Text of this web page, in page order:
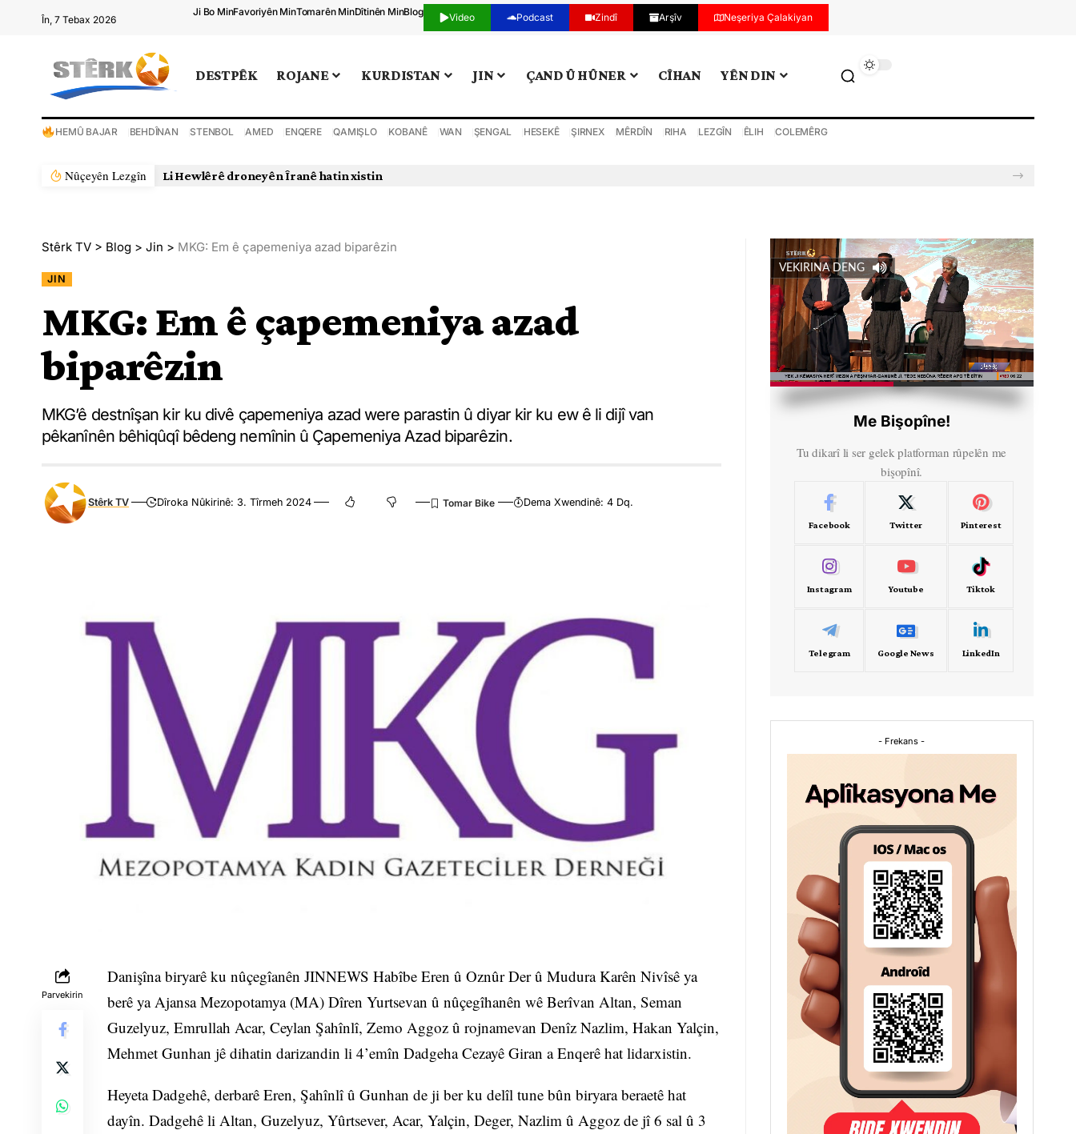
În, 7 Tebax 2026
Ji Bo MinFavoriyên MinTomarên MinDîtinên MinBlog Video Podcast Zindî Arşîv Neşeriya Çalakiyan
DESTPÊK ROJANE KURDISTAN JIN ÇAND Û HÛNER CÎHAN YÊN DIN
HEMÛ BAJAR BEHDÎNAN STENBOL AMED ENQERE QAMIŞLO KOBANÊ WAN ŞENGAL HESEKÊ ŞIRNEX MÊRDÎN RIHA LEZGÎN ÊLIH COLEMÊRG
Nûçeyên Lezgîn Li Hewlêrê droneyên Îranê hatin xistin
Stêrk TV > Blog > Jin > MKG: Em ê çapemeniya azad biparêzin
JIN
MKG: Em ê çapemeniya azad
biparêzin
MKG’ê destnîşan kir ku divê çapemeniya azad were parastin û diyar kir ku ew ê li dijî van
pêkanînên bêhiqûqî bêdeng nemînin û Çapemeniya Azad biparêzin.
Stêrk TV Dîroka Nûkirinê: 3. Tîrmeh 2024 Dema Xwendinê: 4 Dq.
Parvekirin
Danişîna biryarê ku nûçegîanên JINNEWS Habîbe Eren û Oznûr Der û Mudura Karên Nivîsê ya
berê ya Ajansa Mezopotamya (MA) Dîren Yurtsevan û nûçegîhanên wê Berîvan Altan, Seman
Guzelyuz, Emrullah Acar, Ceylan Şahînlî, Zemo Aggoz û rojnamevan Denîz Nazlim, Hakan Yalçin,
Mehmet Gunhan jê dihatin darizandin li 4’emîn Dadgeha Cezayê Giran a Enqerê hat lidarxistin.
Heyeta Dadgehê, derbarê Eren, Şahînlî û Gunhan de ji ber ku delîl tune bûn biryara beraetê hat
dayîn. Dadgehê li Altan, Guzelyuz, Yûrtsever, Acar, Yalçin, Deger, Nazlim û Aggoz de jî 6 sal û 3
VEKIRINA DENG
Me Bişopîne!
Tu dikarî li ser gelek platforman rûpelên me
bişopînî.
Facebook Twitter Pinterest
Instagram Youtube Tiktok
Telegram Google News LinkedIn
- Frekans -